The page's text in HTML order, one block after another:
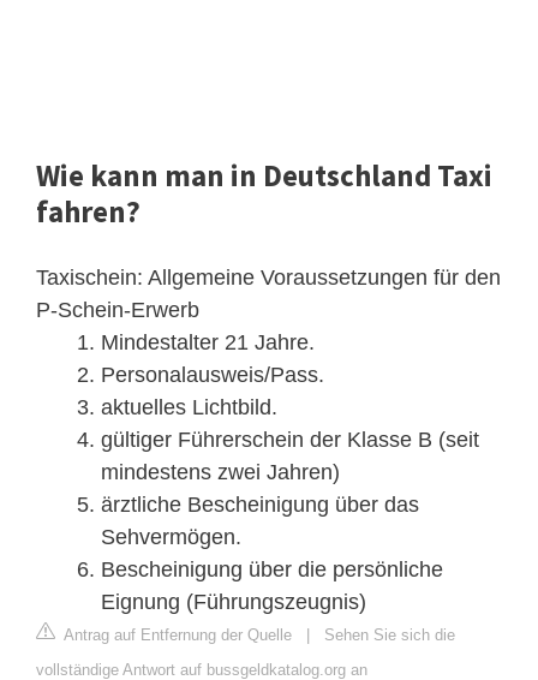
Wie kann man in Deutschland Taxi
fahren?
Taxischein: Allgemeine Voraussetzungen für den
P-Schein-Erwerb
Mindestalter 21 Jahre.
Personalausweis/Pass.
aktuelles Lichtbild.
gültiger Führerschein der Klasse B (seit
mindestens zwei Jahren)
ärztliche Bescheinigung über das
Sehvermögen.
Bescheinigung über die persönliche
Eignung (Führungszeugnis)
Antrag auf Entfernung der Quelle | Sehen Sie sich die
vollständige Antwort auf bussgeldkatalog.org an